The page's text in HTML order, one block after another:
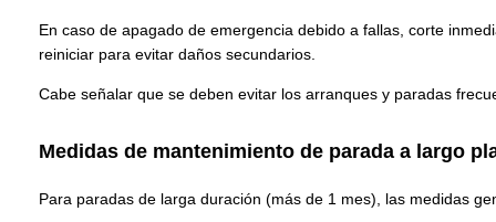
En caso de apagado de emergencia debido a fallas, corte
reiniciar para evitar daños secundarios.
Cabe señalar que se deben evitar los arranques y paradas
Medidas de mantenimiento de parada a largo
Para paradas de larga duración (más de 1 mes), las medidas